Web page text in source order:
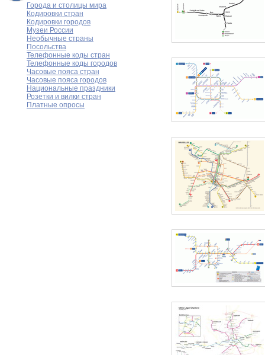
Города и столицы мира
Кодировки стран
Кодировки городов
Музеи России
Необычные страны
Посольства
Телефонные коды стран
Телефонные коды городов
Часовые пояса стран
Часовые пояса городов
Национальные праздники
Розетки и вилки стран
Платные опросы